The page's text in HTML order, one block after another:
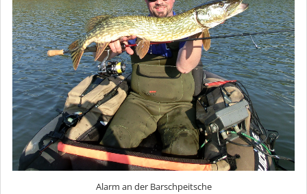
Alarm an der Barschpeitsche